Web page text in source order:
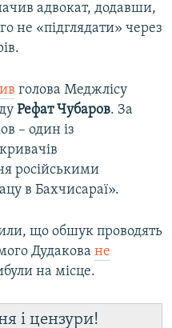
адвокат, додавши,
не «підглядати» через
голова Меджлісу
Рефат Чубаров. За
– один із
російськими
в Бахчисараї».
що обшук проводять
Дудакова не
на місце.
і цензури!